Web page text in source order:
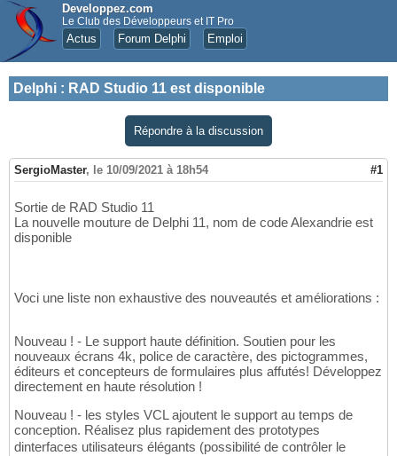
Developpez.com
Le Club des Développeurs et IT Pro
Actus Forum Delphi Emploi
Delphi : RAD Studio 11 est disponible
Répondre à la discussion
SergioMaster, le 10/09/2021 à 18h54 #1
Sortie de RAD Studio 11
La nouvelle mouture de Delphi 11, nom de code Alexandrie est
disponible
Voci une liste non exhaustive des nouveautés et améliorations :
Nouveau ! - Le support haute définition. Soutien pour les
nouveaux écrans 4k, police de caractère, des pictogrammes,
éditeurs et concepteurs de formulaires plus affutés! Développez
directement en haute résolution !
Nouveau ! - les styles VCL ajoutent le support au temps de
conception. Réalisez plus rapidement des prototypes
dinterfaces utilisateurs élégants (possibilité de contrôler le